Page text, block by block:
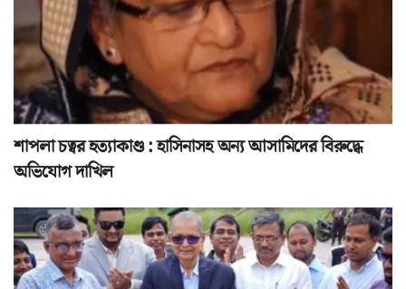
শাপলা চত্বর হত্যাকাণ্ড : হাসিনাসহ অন্য আসামিদের বিরুদ্ধে
অভিযোগ দাখিল